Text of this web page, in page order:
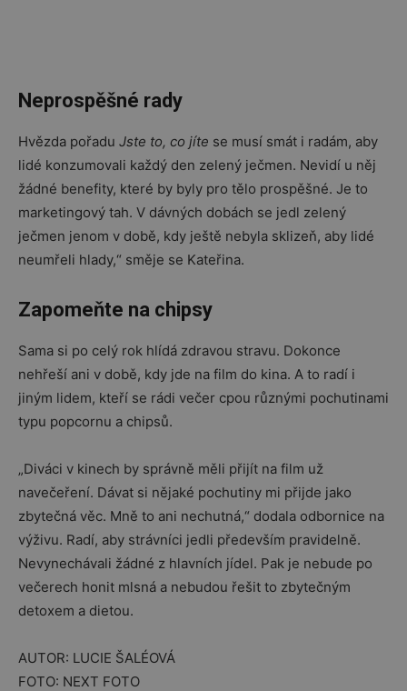
Neprospěšné rady
Hvězda pořadu Jste to, co jíte se musí smát i radám, aby
lidé konzumovali každý den zelený ječmen. Nevidí u něj
žádné benefity, které by byly pro tělo prospěšné. Je to
marketingový tah. V dávných dobách se jedl zelený
ječmen jenom v době, kdy ještě nebyla sklizeň, aby lidé
neumřeli hlady,“ směje se Kateřina.
Zapomeňte na chipsy
Sama si po celý rok hlídá zdravou stravu. Dokonce
nehřeší ani v době, kdy jde na film do kina. A to radí i
jiným lidem, kteří se rádi večer cpou různými pochutinami
typu popcornu a chipsů.
„Diváci v kinech by správně měli přijít na film už
navečeření. Dávat si nějaké pochutiny mi přijde jako
zbytečná věc. Mně to ani nechutná,“ dodala odbornice na
výživu. Radí, aby strávníci jedli především pravidelně.
Nevynechávali žádné z hlavních jídel. Pak je nebude po
večerech honit mlsná a nebudou řešit to zbytečným
detoxem a dietou.
AUTOR: LUCIE ŠALÉOVÁ
FOTO: NEXT FOTO